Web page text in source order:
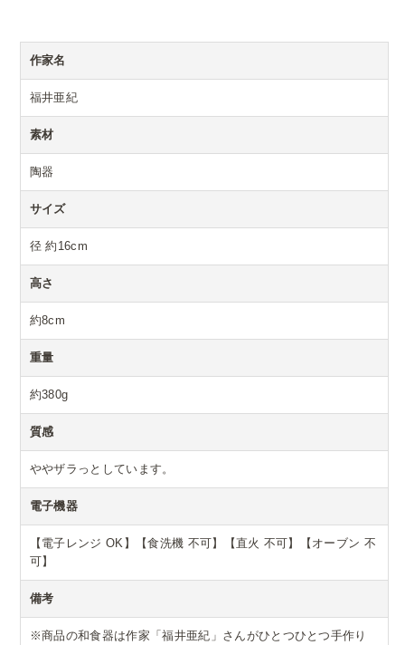
作家名
福井亜紀
素材
陶器
サイズ
径 約16cm
高さ
約8cm
重量
約380g
質感
ややザラっとしています。
電子機器
【電子レンジ OK】【食洗機 不可】【直火 不可】【オーブン 不
可】
備考
※商品の和食器は作家「福井亜紀」さんがひとつひとつ手作り